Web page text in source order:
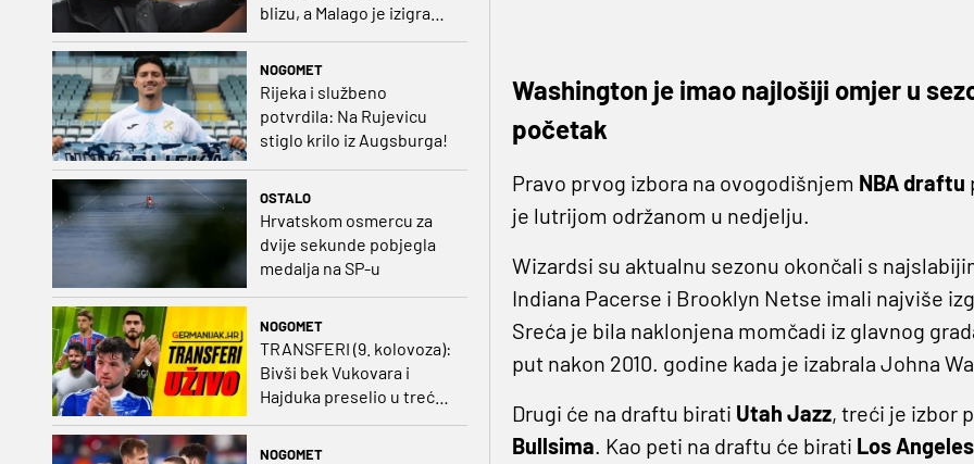
blizu, a Malago je izigrao
NOGOMET
Rijeka i službeno
potvrdila: Na Rujevicu
stiglo krilo iz Augsburga!
OSTALO
Hrvatskom osmercu za
dvije sekunde pobjegla
medalja na SP-u
NOGOMET
TRANSFERI (9. kolovoza):
Bivši bek Vukovara i
Hajduka preselio u treću
ligu, đakovački 'sin vjetra'
NOGOMET
Washington je imao najlošiji omjer u
početak
Pravo prvog izbora na ovogodišnjem NBA draftu
je lutrijom održanom u nedjelju.
Wizardsi su aktualnu sezonu okončali s
Indiana Pacerse i Brooklyn Netse imali najviše
Sreća je bila naklonjena momčadi iz glavnog
put nakon 2010. godine kada je izabrala Johna
Drugi će na draftu birati Utah Jazz, treći je izbor
Bullsima. Kao peti na draftu će birati Los